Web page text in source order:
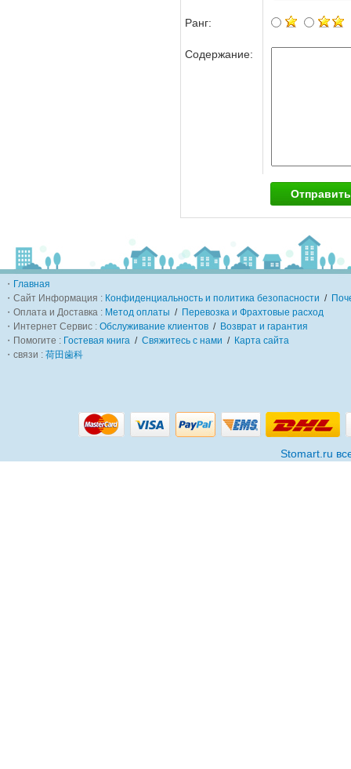
Ранг:
Содержание:
・ Главная
・Сайт Информация : Конфиденциальность и политика безопасности /
・Оплата и Доставка : Метод оплаты / Перевозка и Фрахтовые расход
・Интернет Сервис : Обслуживание клиентов / Возврат и гарантия
・Помогите : Гостевая книга / Свяжитесь с нами / Карта сайта
・связи : 荷田歯科
Stomart.ru